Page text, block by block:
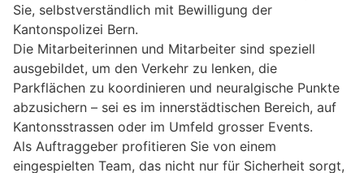
Sie, selbstverständlich mit Bewilligung der
Kantonspolizei Bern.
Die Mitarbeiterinnen und Mitarbeiter sind speziell
ausgebildet, um den Verkehr zu lenken, die
Parkflächen zu koordinieren und neuralgische Punkte
abzusichern – sei es im innerstädtischen Bereich, auf
Kantonsstrassen oder im Umfeld grosser Events.
Als Auftraggeber profitieren Sie von einem
eingespielten Team, das nicht nur für Sicherheit sorgt,